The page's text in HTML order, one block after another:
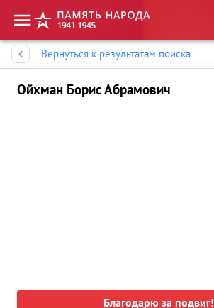
Вернуться к результатам поиска
Ойхман Борис Абрамович
Благодарю за подвиг!
Память народа